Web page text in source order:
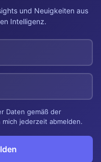
und Neuigkeiten aus
Intelligenz.
Daten gemäß der
mich jederzeit abmelden.